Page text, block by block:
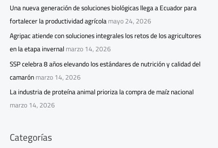
Una nueva generación de soluciones biológicas llega a Ecuador para
fortalecer la productividad agrícolamayo 24, 2026
Agripac atiende con soluciones integrales los retos de los agricultores
en la etapa invernalmarzo 14, 2026
SSP celebra 8 años elevando los estándares de nutrición y calidad del
camarónmarzo 14, 2026
La industria de proteína animal prioriza la compra de maíz nacional
marzo 14, 2026
Categorías